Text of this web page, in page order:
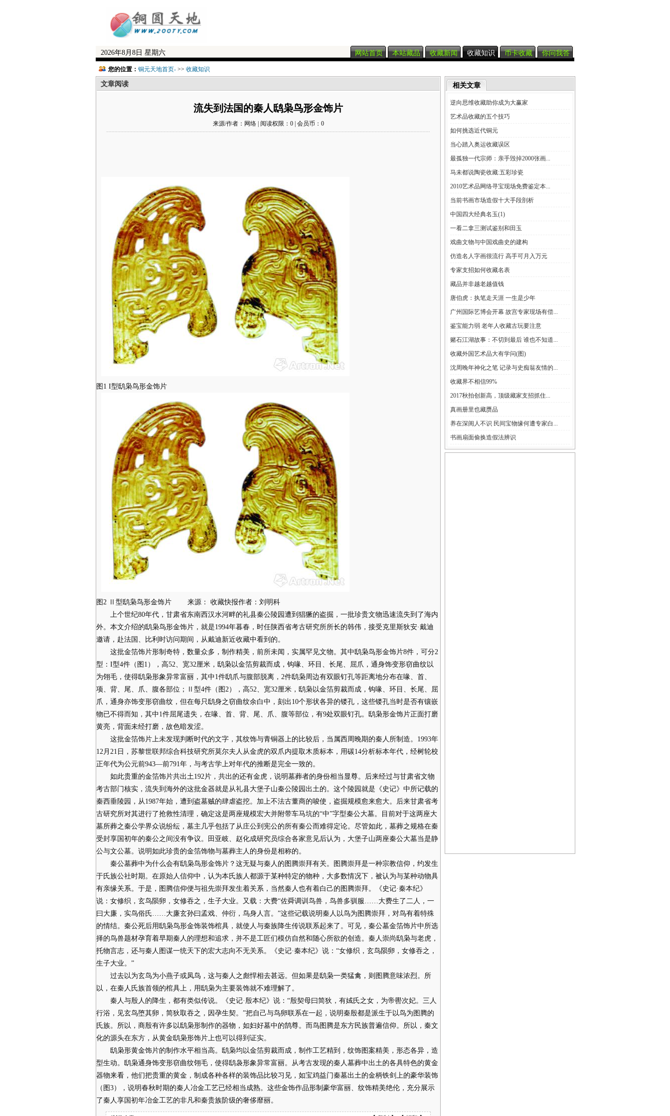
2026年8月8日 星期六 网站首页 本站藏品 收藏新闻 收藏知识 币卡收藏 你问我答
您的位置： 铜元天地首页- >> 收藏知识
文章阅读
流失到法国的秦人鸱枭鸟形金饰片
来源/作者：网络 | 阅读权限：0 | 会员币：0
图1 I型鸱枭鸟形金饰片
图2 Ⅱ型鸱枭鸟形金饰片 来源： 收藏快报作者：刘明科
上个世纪80年代，甘肃省东南西汉水河畔的礼县秦公陵园遭到猖獗的盗掘，一批珍贵文物迅速流失到了海内
外。本文介绍的鸱枭鸟形金饰片，就是1994年暮春，时任陕西省考古研究所所长的韩伟，接受克里斯狄安·戴迪
邀请，赴法国、比利时访问期间，从戴迪新近收藏中看到的。
这批金箔饰片形制奇特，数量众多，制作精美，前所未闻，实属罕见文物。其中鸱枭鸟形金饰片8件，可分2
型：I型4件（图1），高52、宽32厘米，鸱枭以金箔剪裁而成，钩喙、环目、长尾、屈爪，通身饰变形窃曲纹以
为翎毛，使得鸱枭形象异常富丽，其中1件鸱爪与腹部脱离，2件鸱枭周边有双眼钉孔等距离地分布在喙、首、
项、背、尾、爪、腹各部位；Ⅱ型4件（图2），高52、宽32厘米，鸱枭以金箔剪裁而成，钩喙、环目、长尾、屈
爪，通身亦饰变形窃曲纹，但在每只鸱身之窃曲纹余白中，刻出10个形状各异的镂孔，这些镂孔当时是否有镶嵌
物已不得而知，其中1件屈尾遗失，在喙、首、背、尾、爪、腹等部位，有9处双眼钉孔。鸱枭形金饰片正面打磨
黄亮，背面未经打磨，故色暗发涩。
这批金箔饰片上未发现判断时代的文字，其纹饰与青铜器上的比较后，当属西周晚期的秦人所制造。1993年
12月21日，苏黎世联邦综合科技研究所莫尔夫人从金虎的双爪内提取木质标本，用碳14分析标本年代，经树轮校
正年代为公元前943—前791年，与考古学上对年代的推断是完全一致的。
如此贵重的金箔饰片共出土192片，共出的还有金虎，说明墓葬者的身份相当显尊。后来经过与甘肃省文物
考古部门核实，流失到海外的这批金器就是从礼县大堡子山秦公陵园出土的。这个陵园就是《史记》中所记载的
秦西垂陵园，从1987年始，遭到盗墓贼的肆虐盗挖。加上不法古董商的唆使，盗掘规模愈来愈大。后来甘肃省考
古研究所对其进行了抢救性清理，确定这是两座规模宏大并附带车马坑的“中”字型秦公大墓。目前对于这两座大
墓所葬之秦公学界众说纷纭，墓主几乎包括了从庄公到宪公的所有秦公而难得定论。尽管如此，墓葬之规格在秦
受封享国初年的秦公之间没有争议。田亚岐、赵化成研究员综合各家意见后认为，大堡子山两座秦公大墓当是静
公与文公墓。说明如此珍贵的金箔饰物与墓葬主人的身份是相称的。
秦公墓葬中为什么会有鸱枭鸟形金饰片？这无疑与秦人的图腾崇拜有关。图腾崇拜是一种宗教信仰，约发生
于氏族公社时期。在原始人信仰中，认为本氏族人都源于某种特定的物种，大多数情况下，被认为与某种动物具
有亲缘关系。于是，图腾信仰便与祖先崇拜发生着关系，当然秦人也有着白己的图腾崇拜。《史记·秦本纪》
说：女修织，玄鸟陨卵，女修吞之，生子大业。又载：大费“佐舜调训鸟兽，鸟兽多驯服……大费生了二人，一
曰大廉，实鸟俗氏……大廉玄孙曰孟戏、仲衍，鸟身人言。”这些记载说明秦人以鸟为图腾崇拜，对鸟有着特殊
的情结。秦公死后用鸱枭鸟形金饰装饰棺具，就使人与秦族降生传说联系起来了。可见，秦公墓金箔饰片中所选
择的鸟兽题材孕育着早期秦人的理想和追求，并不是工匠们模仿自然和随心所欲的创造。秦人崇尚鸱枭与老虎，
托物言志，还与秦人图谋一统天下的宏大志向不无关系。《史记·秦本纪》说：“女修织，玄鸟陨卵，女修吞之，
生子大业。”
过去以为玄鸟为小燕子或凤鸟，这与秦人之彪悍相去甚远。但如果是鸱枭一类猛禽，则图腾意味浓烈。所
以，在秦人氏族首领的棺具上，用鸱枭为主要装饰就不难理解了。
秦人与殷人的降生，都有类似传说。《史记·殷本纪》说：“殷契母曰简狄，有娀氏之女，为帝嚳次妃。三人
行浴，见玄鸟堕其卵，简狄取吞之，因孕生契。”把自己与鸟卵联系在一起，说明秦殷都是派生于以鸟为图腾的
氏族。所以，商殷有许多以鸱枭形制作的器物，如妇好墓中的鹄尊。而鸟图腾是东方民族普遍信仰。所以，秦文
化的源头在东方，从黄金鸱枭形饰片上也可以得到证实。
鸱枭形黄金饰片的制作水平相当高。鸱枭均以金箔剪裁而成，制作工艺精到，纹饰图案精美，形态各异，造
型生动。鸱枭通身饰变形窃曲纹翎毛，使得鸱袅形象异常富丽。从考古发现的秦人墓葬中出土的各具特色的黄金
器物来看，他们把贵重的黄金，制成各种各样的装饰品比较习见，如宝鸡益门秦墓出土的金柄铁剑上的豪华装饰
（图3），说明春秋时期的秦人冶金工艺已经相当成熟。这些金饰作品形制豪华富丽、纹饰精美绝伦，充分展示
了秦人享国初年冶金工艺的非凡和秦贵族阶级的奢侈靡丽。
相关文章
逆向思维收藏助你成为大赢家
艺术品收藏的五个技巧
如何挑选近代铜元
当心踏入奥运收藏误区
最孤独一代宗师：亲手毁掉2000张画...
马未都说陶瓷收藏:五彩珍瓷
2010艺术品网络寻宝现场免费鉴定本...
当前书画市场造假十大手段剖析
中国四大经典名玉(1)
一看二拿三测试鉴别和田玉
戏曲文物与中国戏曲史的建构
仿造名人字画很流行 高手可月入万元
专家支招如何收藏名表
藏品并非越老越值钱
唐伯虎：执笔走天涯 一生是少年
广州国际艺博会开幕 故宫专家现场有偿...
鉴宝能力弱 老年人收藏古玩要注意
赌石江湖故事：不切到最后 谁也不知道...
收藏外国艺术品大有学问(图)
沈周晚年神化之笔 记录与史痴翁友情的...
收藏界不相信99%
2017秋拍创新高，顶级藏家支招抓住...
真画册里也藏赝品
养在深闺人不识 民间宝物缘何遭专家白...
书画扇面偷换造假法辨识